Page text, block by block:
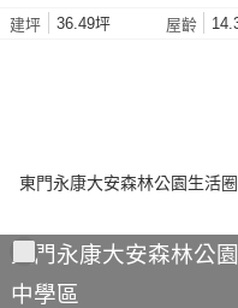
建坪 36.49坪 屋齡
東門永康大安森林公
中學區